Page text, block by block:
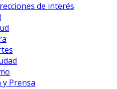
de interés
y Prensa